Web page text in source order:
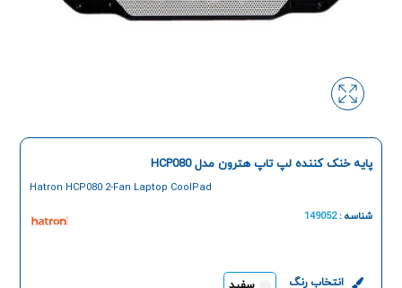
پایه خنک کننده لپ تاپ هترون مدل HCP080
Hatron HCP080 2-Fan Laptop CoolPad
شناسه :149052
انتخاب رنگ